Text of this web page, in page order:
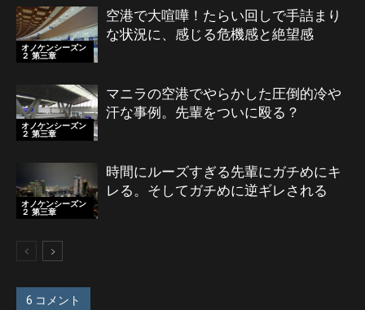
オノケンシーズン
２ 第三章
空港で大喧嘩！たらい回しで手詰まり
な状況に、感じる危機感と絶望感
オノケンシーズン
２ 第三章
マニラの空港でやらかした圧倒的冷や
汗な事例。先輩をついに殴る？
オノケンシーズン
２ 第三章
時間にルーズすぎる先輩にガチめにキ
レる。そしてガチめに逆ギレされる
6 コメント